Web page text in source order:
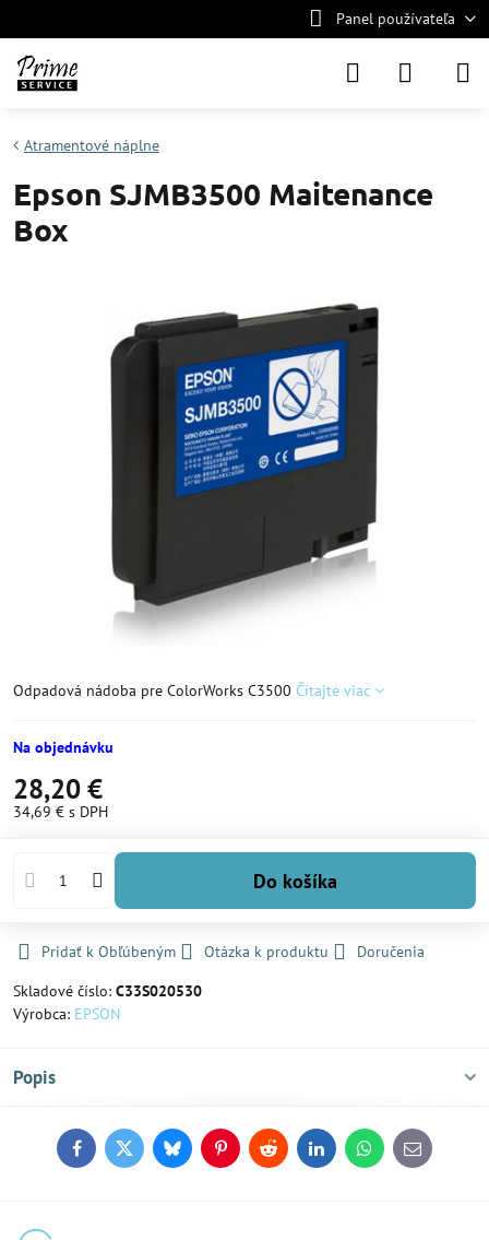
Panel používateľa
Atramentové náplne
Epson SJMB3500 Maitenance
Box
Odpadová nádoba pre ColorWorks C3500 Čítajte viac
Na objednávku
28,20 €
34,69 € s DPH
Do košíka
Pridať k Obľúbeným Otázka k produktu
Doručenia
Skladové číslo: C33S020530
Výrobca: EPSON
Popis
FacebookTwitterBlueskyPinterestReddit LinkedInWhatsApp
E-
mail